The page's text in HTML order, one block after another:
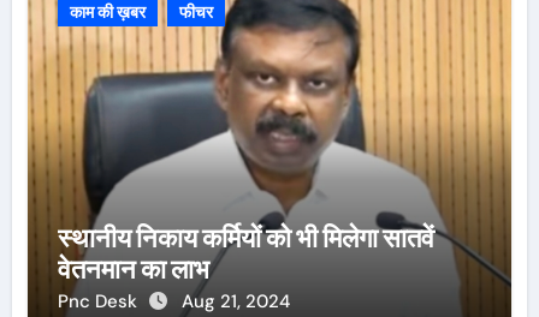
काम की ख़बर
फीचर
स्थानीय निकाय कर्मियों को भी मिलेगा सातवें
वेतनमान का लाभ
Pnc Desk Aug 21, 2024